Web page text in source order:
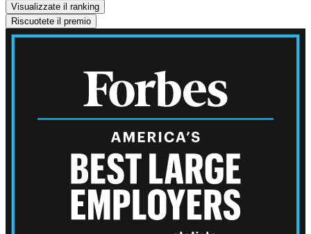
Visualizzate il ranking
Riscuotete il premio